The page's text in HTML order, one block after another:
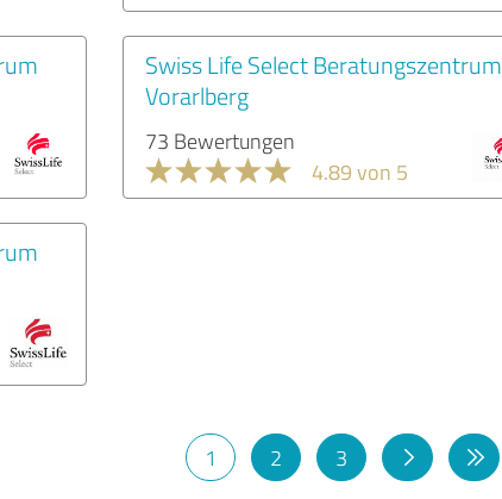
Swiss Life Select Beratungszentrum
Vorarlberg
73 Bewertungen
4.89 von 5
1 2 3